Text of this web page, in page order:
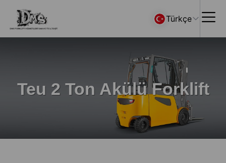
Türkçe
Teu 2 Ton Akülü Forklift